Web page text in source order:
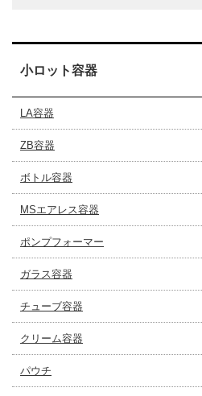
小ロット容器
LA容器
ZB容器
ボトル容器
MSエアレス容器
ポンプフォーマー
ガラス容器
チューブ容器
クリーム容器
パウチ